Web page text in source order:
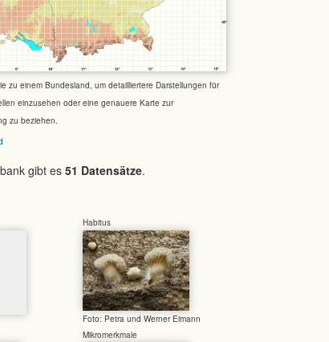
zu einem Bundesland, um detailliertere Darstellungen für
einzusehen oder eine genauere Karte zur
zu beziehen.
gibt es 51 Datensätze.
Habitus
Foto: Petra und Werner Eimann
Mikromerkmale